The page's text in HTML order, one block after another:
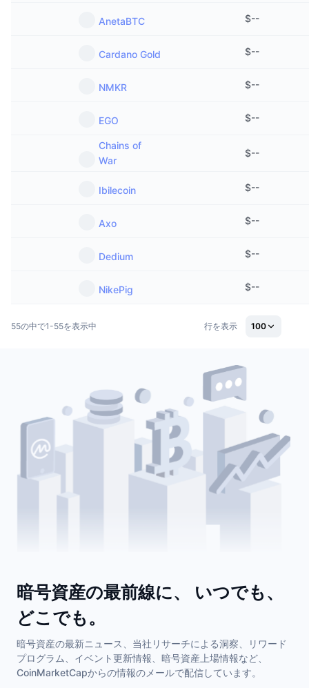
AnetaBTC $--
Cardano Gold $--
NMKR $--
EGO $--
Chains of
War
$--
Ibilecoin $--
Axo $--
Dedium $--
NikePig $--
55の中で1-55を表示中 行を表示 100
暗号資産の最前線に、 いつでも、
どこでも。
暗号資産の最新ニュース、当社リサーチによる洞察、リワード
プログラム、イベント更新情報、暗号資産上場情報など、
CoinMarketCapからの情報のメールで配信しています。